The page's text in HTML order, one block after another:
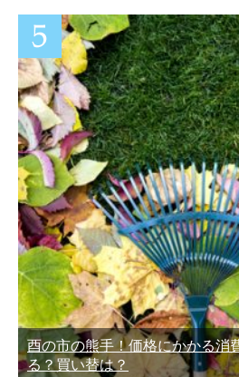
酉の市の熊手！価格にかかる消
る？買い替は？